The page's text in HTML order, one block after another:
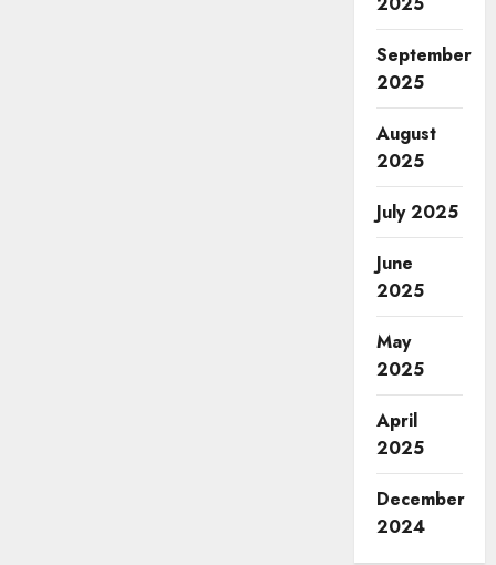
September
2025
August
2025
July 2025
June
2025
May
2025
April
2025
December
2024